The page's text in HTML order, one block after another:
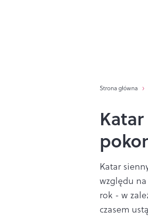
Strona główna
Katar
względu
rok - w
czasem